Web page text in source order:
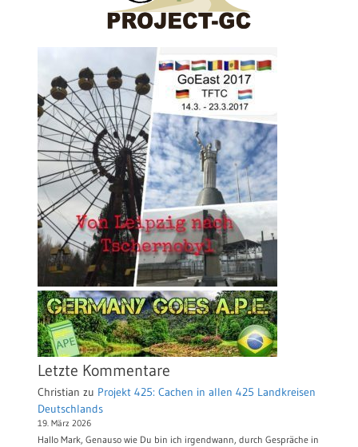
Letzte Kommentare
Christian zu Projekt 425: Cachen in allen 425 Landkreisen
Deutschlands
19. März 2026
Hallo Mark, Genauso wie Du bin ich irgendwann, durch Gespräche in